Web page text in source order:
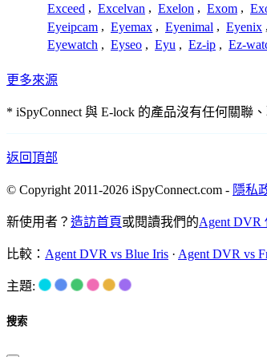
Exceed , Excelvan , Exelon , Exom ,
Eyeipcam , Eyemax , Eyenimal , Eyenix ,
Eyewatch , Eyseo , Eyu , Ez-ip , Ez-
更多來源
* iSpyConnect 與 E-lock 的產品沒有任何關
返回頂部
© Copyright 2011-2026 iSpyConnect.com - 隱私
新使用者？ 造訪首頁或閱讀我們的Agent DVR
比較： Agent DVR vs Blue Iris · Agent DVR vs
主題:
搜索